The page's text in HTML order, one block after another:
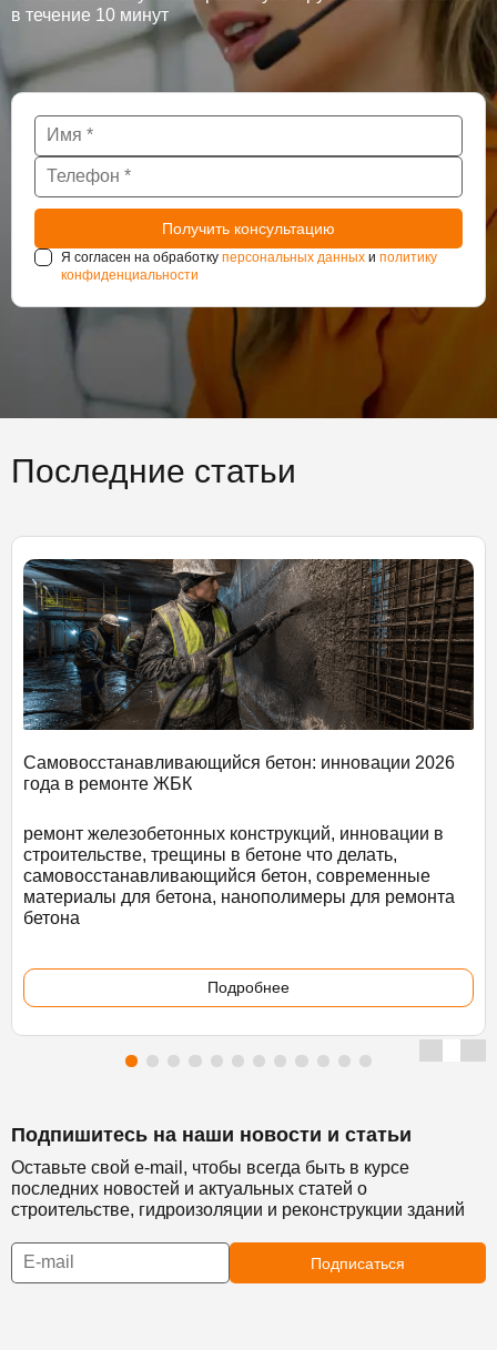
в течение 10 минут
Я согласен на обработку персональных данных и политику
конфиденциальности
Последние статьи
Самовосстанавливающийся бетон: инновации 2026
года в ремонте ЖБК
ремонт железобетонных конструкций, инновации в
строительстве, трещины в бетоне что делать,
самовосстанавливающийся бетон, современные
материалы для бетона, нанополимеры для ремонта
бетона
Подробнее
Подпишитесь на наши новости и статьи
Оставьте свой e-mail, чтобы всегда быть в курсе
последних новостей и актуальных статей о
строительстве, гидроизоляции и реконструкции зданий
Подписаться